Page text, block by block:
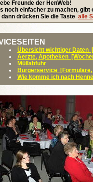
Freunde der HenWeb!
noch einfacher zu machen,
drücken Sie die Taste alle
Übersicht wichtiger Daten
Aerzte, Apotheken
Müllabfuhr
Bürgerservice [Formulare,
Wie komme ich nach